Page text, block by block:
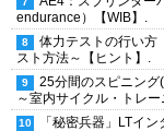
endurance）【WIB】.
体力テストの行い
スト方法～【ヒント】.
25分間のスピニン
～室内サイクル・トレ
「秘密兵器」LTイ